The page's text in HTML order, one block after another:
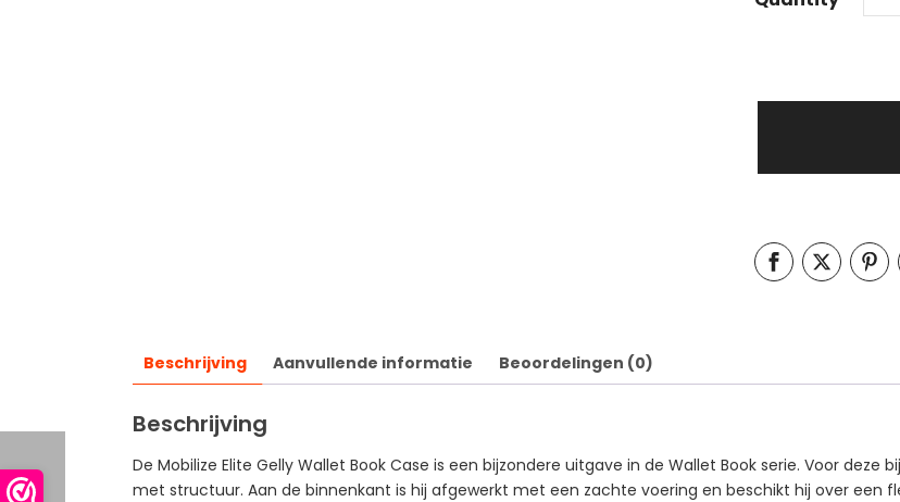
Beschrijving Aanvullende informatie Beoordelingen (0)
Beschrijving
De Mobilize Elite Gelly Wallet Book Case is een bijzondere uitgave in de Wallet Book serie. Voor
met structuur. Aan de binnenkant is hij afgewerkt met een zachte voering en beschikt hij over een